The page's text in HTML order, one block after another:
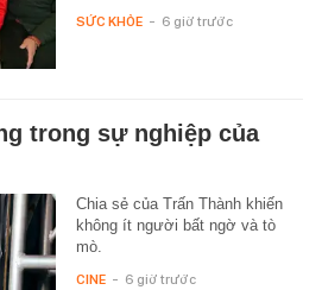
SỨC KHỎE - 6 giờ trước
trong sự nghiệp của
Chia sẻ của Trấn Thành khiến
không ít người bất ngờ và tò
mò.
CINE - 6 giờ trước